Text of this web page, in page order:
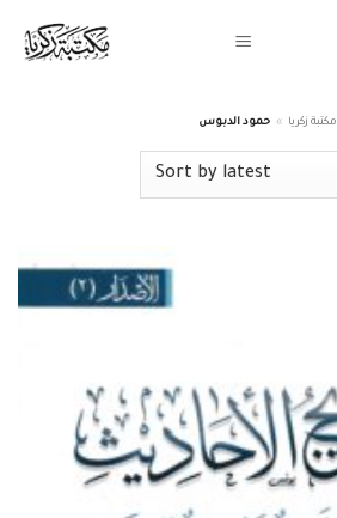
content
مكتبة زكريا » حمود الدبوس